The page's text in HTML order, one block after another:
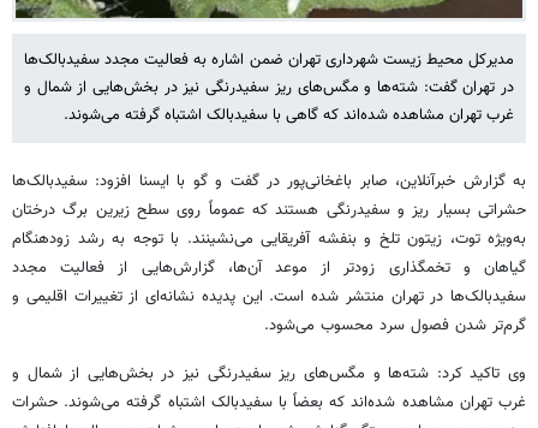
مدیرکل محیط زیست شهرداری تهران ضمن اشاره به فعالیت مجدد سفیدبالک‌ها
در تهران گفت: شته‌ها و مگس‌های ریز سفیدرنگی نیز در بخش‌هایی از شمال و
غرب تهران مشاهده شده‌اند که گاهی با سفیدبالک اشتباه گرفته می‌شوند.
به گزارش خبرآنلاین، صابر باغخانی‌پور در گفت و گو با ایسنا افزود: سفیدبالک‌ها
حشراتی بسیار ریز و سفیدرنگی هستند که عموماً روی سطح زیرین برگ درختان
به‌ویژه توت، زیتون تلخ و بنفشه آفریقایی می‌نشینند. با توجه به رشد زودهنگام
گیاهان و تخمگذاری زودتر از موعد آن‌ها، گزارش‌هایی از فعالیت مجدد
سفیدبالک‌ها در تهران منتشر شده است. این پدیده نشانه‌ای از تغییرات اقلیمی و
گرم‌تر شدن فصول سرد محسوب می‌شود.
وی تاکید کرد: شته‌ها و مگس‌های ریز سفیدرنگی نیز در بخش‌هایی از شمال و
غرب تهران مشاهده شده‌اند که بعضاً با سفیدبالک اشتباه گرفته می‌شوند. حشرات